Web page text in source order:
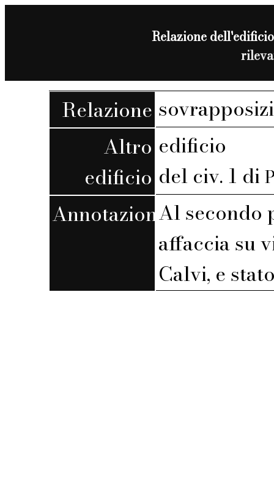
Relazione
Relazione
Altro
edificio
edificio
del civ. 1 di
AnnotazioniAl secondo
affaccia su
Calvi, e